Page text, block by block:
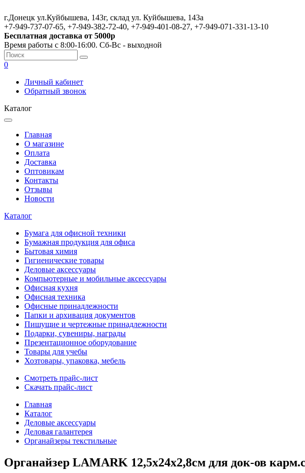
г.Донецк ул.Куйбышева, 143г, склад ул. Куйбышева, 143а
+7-949-737-07-65, +7-949-382-72-40, +7-949-401-08-27, +7-949-071-331-13-10
Бесплатная доставка от 5000р
Время работы с 8:00-16:00. Сб-Вс - выходной
0
Личный кабинет
Обратный звонок
Каталог
Главная
О магазине
Оплата
Доставка
Оптовикам
Контакты
Отзывы
Новости
Каталог
Бумага для офисной техники
Бумажная продукция для офиса
Бытовая химия
Гигиенические товары
Деловые аксессуары
Компьютерные и мобильные аксессуары
Офисная кухня
Офисная техника
Офисные принадлежности
Папки и архивация документов
Пишущие и чертежные принадлежности
Подарки, сувениры, награды
Презентационное оборудование
Товары для учебы
Хозтовары, упаковка, мебель
Смотреть прайс-лист
Скачать прайс-лист
Главная
Каталог
Деловые аксессуары
Деловая галантерея
Органайзеры текстильные
Органайзер LAMARK 12,5х24х2,8см для док-ов